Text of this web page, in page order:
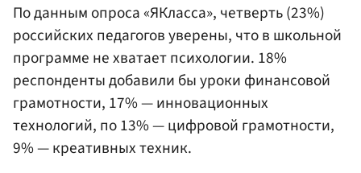
По данным опроса «ЯКласса», четверть (23%)
российских педагогов уверены, что в школьной
программе не хватает психологии. 18%
респонденты добавили бы уроки финансовой
грамотности, 17% — инновационных
технологий, по 13% — цифровой грамотности,
9% — креативных техник.